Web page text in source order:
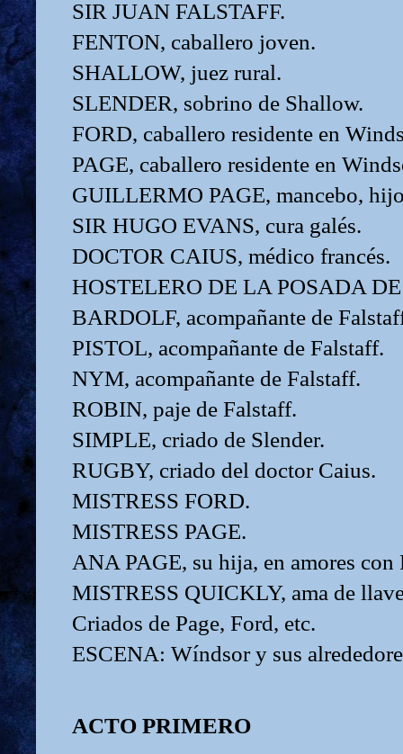
SIR JUAN FALSTAFF.
FENTON, caballero joven.
SHALLOW, juez rural.
SLENDER, sobrino de Shallow.
FORD, caballero residente en
PAGE, caballero residente en
GUILLERMO PAGE, mancebo,
SIR HUGO EVANS, cura galés.
DOCTOR CAIUS, médico francés.
HOSTELERO DE LA POSADA
BARDOLF, acompañante de
PISTOL, acompañante de Falstaff.
NYM, acompañante de Falstaff.
ROBIN, paje de Falstaff.
SIMPLE, criado de Slender.
RUGBY, criado del doctor Caius.
MISTRESS FORD.
MISTRESS PAGE.
ANA PAGE, su hija, en amores con
MISTRESS QUICKLY, ama de
Criados de Page, Ford, etc.
ESCENA: Wíndsor y sus
ACTO PRIMERO